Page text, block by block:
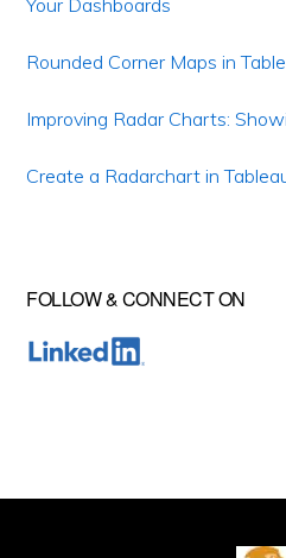
Your Dashboards
Rounded Corner Maps in
Improving Radar Charts:
Create a Radarchart in
FOLLOW & CONNECT ON